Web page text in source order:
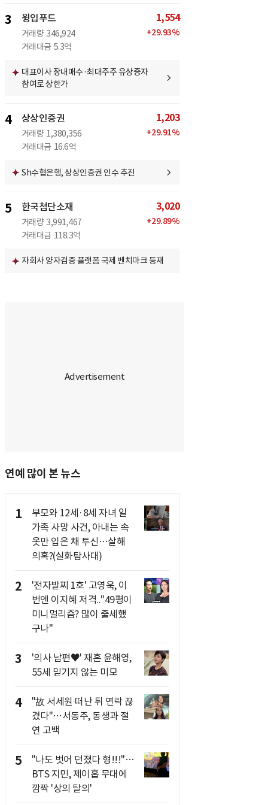
3 윙입푸드
거래량 346,924
거래대금 5.3억
1,554
+29.93%
대표이사 장내매수·최대주주 유상증자
참여로 상한가
4 상상인증권
거래량 1,380,356
거래대금 16.6억
1,203
+29.91%
Sh수협은행, 상상인증권 인수 추진
5 한국첨단소재
거래량 3,991,467
거래대금 118.3억
3,020
+29.89%
자회사 양자검증 플랫폼 국제 벤치마크 등재
연예 많이 본 뉴스
1
부모와 12세·8세 자녀 일
가족 사망 사건, 아내는 속
옷만 입은 채 투신…살해
의혹?(실화탐사대)
2
'전자발찌 1호' 고영욱, 이
번엔 이지혜 저격.."49평이
미니멀리즘? 많이 출세했
구나"
3
'의사 남편♥' 재혼 윤해영,
55세 믿기지 않는 미모
4
"故 서세원 떠난 뒤 연락 끊
겼다"…서동주, 동생과 절
연 고백
5
"나도 벗어 던졌다 형!!!"…
BTS 지민, 제이홉 무대에
깜짝 '상의 탈의'